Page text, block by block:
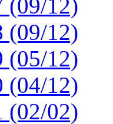
(09/12)
(09/12)
(05/12)
(04/12)
(02/02)